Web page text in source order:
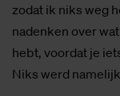
zodat ik niks weg
nadenken over
hebt, voordat je
Niks werd